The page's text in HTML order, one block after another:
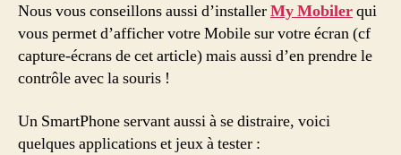
Nous vous conseillons aussi d’installerMy Mobilerqui
vous permet d’afficher votre Mobile sur votre écran (cf
capture-écrans de cet article) mais aussi d’en prendre le
contrôle avec la souris !
Un SmartPhone servant aussi à se distraire, voici
quelques applications et jeux à tester :